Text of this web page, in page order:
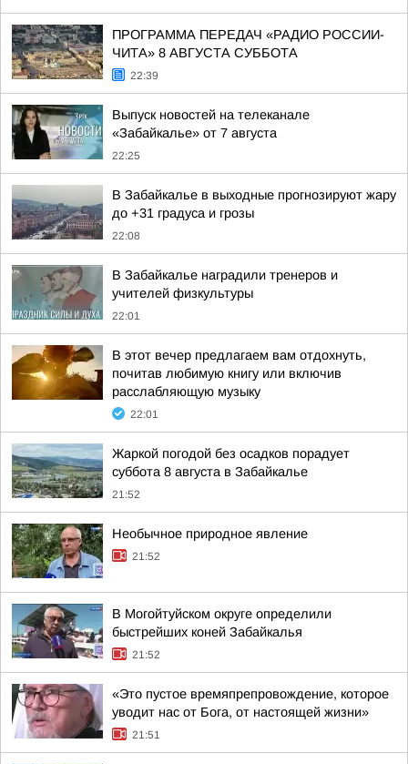
ПРОГРАММА ПЕРЕДАЧ «РАДИО РОССИИ-
ЧИТА» 8 АВГУСТА СУББОТА
22:39
Выпуск новостей на телеканале
«Забайкалье» от 7 августа
22:25
В Забайкалье в выходные прогнозируют жару
до +31 градуса и грозы
22:08
В Забайкалье наградили тренеров и
учителей физкультуры
22:01
В этот вечер предлагаем вам отдохнуть,
почитав любимую книгу или включив
расслабляющую музыку
22:01
Жаркой погодой без осадков порадует
суббота 8 августа в Забайкалье
21:52
Необычное природное явление
21:52
В Могойтуйском округе определили
быстрейших коней Забайкалья
21:52
«Это пустое времяпрепровождение, которое
уводит нас от Бога, от настоящей жизни»
21:51